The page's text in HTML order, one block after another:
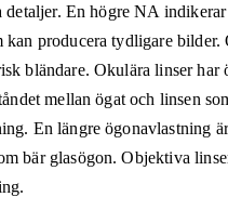
detaljer. En högre NA indikerar
kan producera tydligare bilder.
bländare. Okulära linser har
mellan ögat och linsen
En längre ögonavlastning
bär glasögon. Objektiva